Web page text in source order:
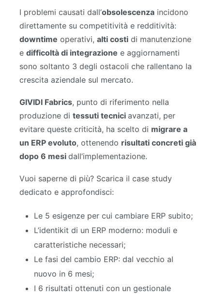
I problemi causati dall’obsolescenza incidono
direttamente su competitività e redditività:
downtime operativi, alti costi di manutenzione
e difficoltà di integrazione e aggiornamenti
sono soltanto 3 degli ostacoli che rallentano la
crescita aziendale sul mercato.
GIVIDI Fabrics, punto di riferimento nella
produzione di tessuti tecnici avanzati, per
evitare queste criticità, ha scelto di migrare a
un ERP evoluto, ottenendo risultati concreti già
dopo 6 mesi dall’implementazione.
Vuoi saperne di più? Scarica il case study
dedicato e approfondisci:
Le 5 esigenze per cui cambiare ERP subito;
L’identikit di un ERP moderno: moduli e
caratteristiche necessari;
Le fasi del cambio ERP: dal vecchio al
nuovo in 6 mesi;
I 6 risultati ottenuti con un gestionale